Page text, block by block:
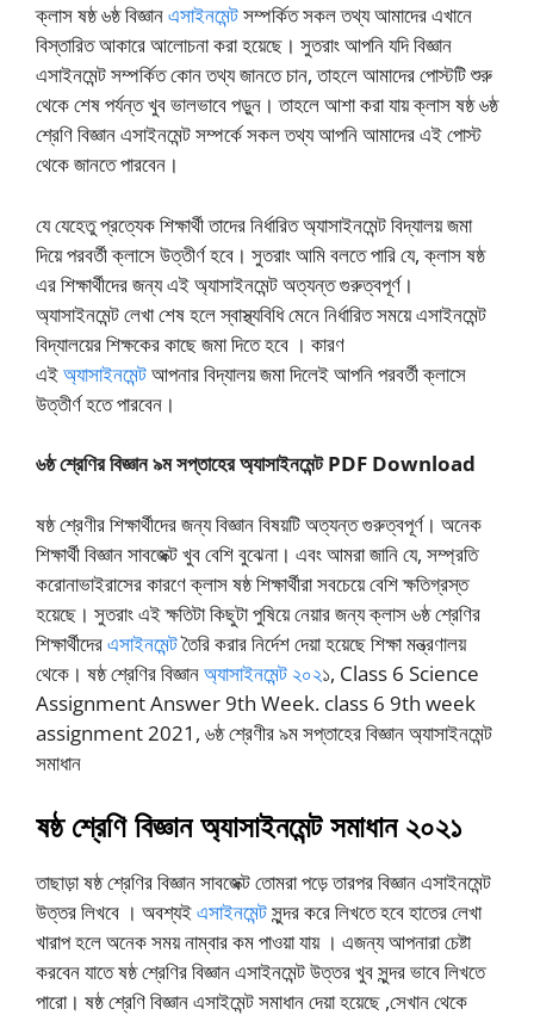
ক্লাস ষষ্ঠ ৬ষ্ঠ বিজ্ঞানএসাইনমেন্টসম্পর্কিত সকল তথ্য আমাদের এখানে
বিস্তারিত আকারে আলোচনা করা হয়েছে। সুতরাং আপনি যদি বিজ্ঞান
এসাইনমেন্ট সম্পর্কিত কোন তথ্য জানতে চান, তাহলে আমাদের পোস্টটি শুরু
থেকে শেষ পর্যন্ত খুব ভালভাবে পড়ুন। তাহলে আশা করা যায় ক্লাস ষষ্ঠ ৬ষ্ঠ
শ্রেণি বিজ্ঞান এসাইনমেন্ট সম্পর্কে সকল তথ্য আপনি আমাদের এই পোস্ট
থেকে জানতে পারবেন।
যে যেহেতু প্রত্যেক শিক্ষার্থী তাদের নির্ধারিত অ্যাসাইনমেন্ট বিদ্যালয় জমা
দিয়ে পরবর্তী ক্লাসে উত্তীর্ণ হবে। সুতরাং আমি বলতে পারি যে, ক্লাস ষষ্ঠ
এর শিক্ষার্থীদের জন্য এই অ্যাসাইনমেন্ট অত্যন্ত গুরুত্বপূর্ণ।
অ্যাসাইনমেন্ট লেখা শেষ হলে স্বাস্থ্যবিধি মেনে নির্ধারিত সময়ে এসাইনমেন্ট
বিদ্যালয়ের শিক্ষকের কাছে জমা দিতে হবে । কারণ
এইঅ্যাসাইনমেন্টআপনার বিদ্যালয় জমা দিলেই আপনি পরবর্তী ক্লাসে
উত্তীর্ণ হতে পারবেন।
৬ষ্ঠশ্রেণিরবিজ্ঞান৯মসপ্তাহেরঅ্যাসাইনমেন্ট PDF Download
ষষ্ঠ শ্রেণীর শিক্ষার্থীদের জন্য বিজ্ঞান বিষয়টি অত্যন্ত গুরুত্বপূর্ণ। অনেক
শিক্ষার্থী বিজ্ঞান সাবজেক্ট খুব বেশি বুঝেনা। এবং আমরা জানি যে, সম্প্রতি
করোনাভাইরাসের কারণে ক্লাস ষষ্ঠ শিক্ষার্থীরা সবচেয়ে বেশি ক্ষতিগ্রস্ত
হয়েছে। সুতরাং এই ক্ষতিটা কিছুটা পুষিয়ে নেয়ার জন্য ক্লাস ৬ষ্ঠ শ্রেণির
শিক্ষার্থীদেরএসাইনমেন্টতৈরি করার নির্দেশ দেয়া হয়েছে শিক্ষা মন্ত্রণালয়
থেকে। ষষ্ঠ শ্রেণির বিজ্ঞানঅ্যাসাইনমেন্ট ২০২১, Class 6 Science
Assignment Answer 9th Week. class 6 9th week
assignment 2021, ৬ষ্ঠ শ্রেণীর ৯ম সপ্তাহের বিজ্ঞান অ্যাসাইনমেন্ট
সমাধান
ষষ্ঠ শ্রেণি বিজ্ঞান অ্যাসাইনমেন্ট সমাধান ২০২১
তাছাড়া ষষ্ঠ শ্রেণির বিজ্ঞান সাবজেক্ট তোমরা পড়ে তারপর বিজ্ঞান এসাইনমেন্ট
উত্তর লিখবে । অবশ্যইএসাইনমেন্টসুন্দর করে লিখতে হবে হাতের লেখা
খারাপ হলে অনেক সময় নাম্বার কম পাওয়া যায় । এজন্য আপনারা চেষ্টা
করবেন যাতে ষষ্ঠ শ্রেণির বিজ্ঞান এসাইনমেন্ট উত্তর খুব সুন্দর ভাবে লিখতে
পারো। ষষ্ঠ শ্রেণি বিজ্ঞান এসাইমেন্ট সমাধান দেয়া হয়েছে ,সেখান থেকে